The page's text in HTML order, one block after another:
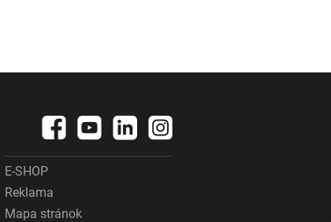
E-SHOP
Reklama
Mapa stránok